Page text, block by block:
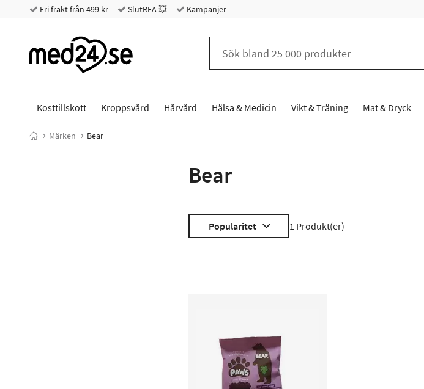
Fri frakt från 499 kr SlutREA 💥 Kampanjer
Kosttillskott Kroppsvård Hårvård Hälsa & Medicin Vikt & Träning Mat & Dryck
Märken Bear
Bear
Popularitet 1 Produkt(er)